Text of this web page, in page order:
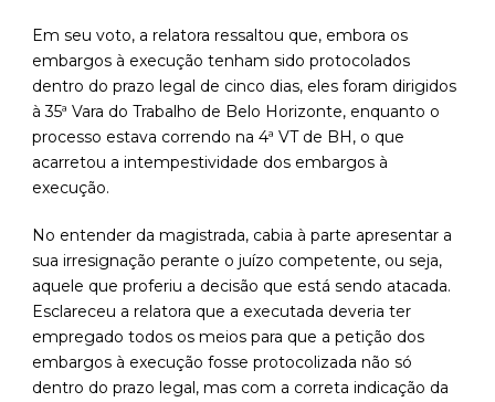
Em seu voto, a relatora ressaltou que, embora os
embargos à execução tenham sido protocolados
dentro do prazo legal de cinco dias, eles foram dirigidos
à 35ª Vara do Trabalho de Belo Horizonte, enquanto o
processo estava correndo na 4ª VT de BH, o que
acarretou a intempestividade dos embargos à
execução.
No entender da magistrada, cabia à parte apresentar a
sua irresignação perante o juízo competente, ou seja,
aquele que proferiu a decisão que está sendo atacada.
Esclareceu a relatora que a executada deveria ter
empregado todos os meios para que a petição dos
embargos à execução fosse protocolizada não só
dentro do prazo legal, mas com a correta indicação da